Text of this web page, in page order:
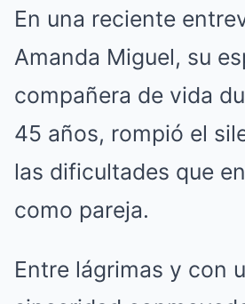
En una reciente
Amanda Miguel, su
compañera de vida
45 años, rompió el
las dificultades que
como pareja.
Entre lágrimas y con